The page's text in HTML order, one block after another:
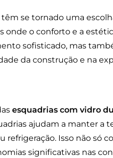
têm se tornado uma
onde o conforto e a
sofisticado, mas
da construção e na
esquadrias com vidro
ajudam a manter a
Isso não só
significativas nas